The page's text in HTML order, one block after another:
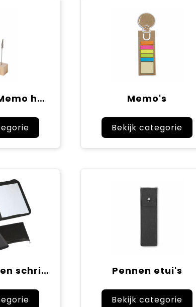
Papier- en Memo houders Memo's
Bekijk categorie
Document- en schrijfmappen Pennen etui's
Bekijk categorie